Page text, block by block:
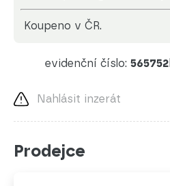
koupeno v ČR.
evidenční číslo: 565752
Nahlásit inzerát
Prodejce